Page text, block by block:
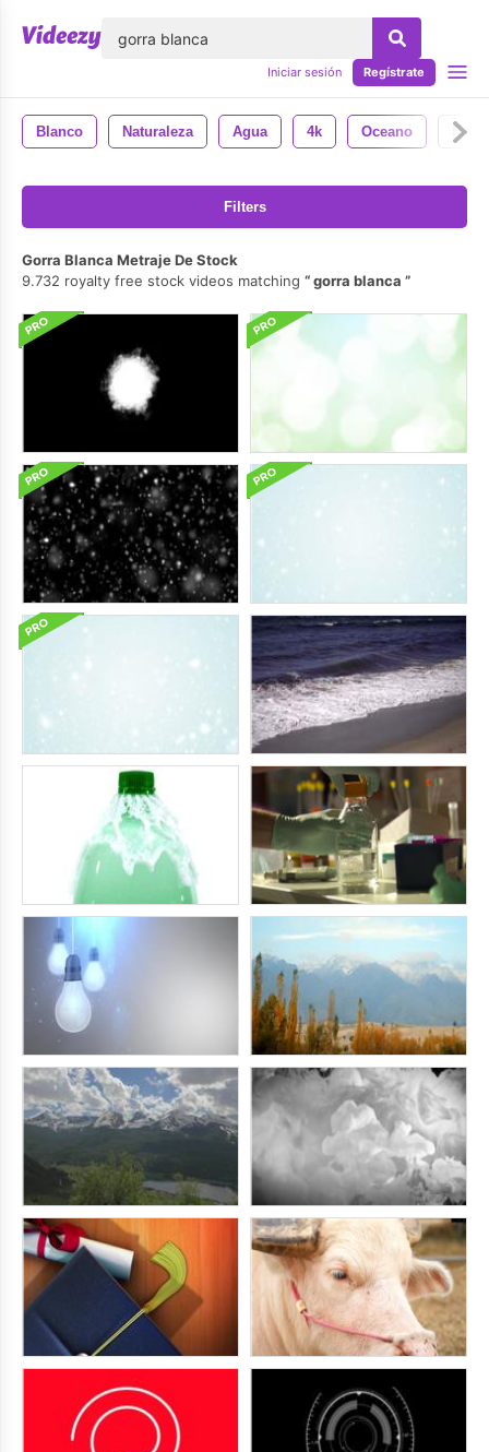
Iniciar sesión Regístrate
Blanco Naturaleza Agua 4k Oceano Flor
Filters
Gorra Blanca Metraje De Stock
9.732 royalty free stock videos matching
gorra blanca